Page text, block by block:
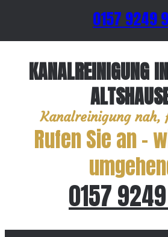
0157 9249
KANALREINIGUNG
Kanalreinigung
Rufen Sie an –
0157